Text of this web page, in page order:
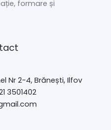
formare și
Nr 2-4, Brănești, Ilfov
3501402